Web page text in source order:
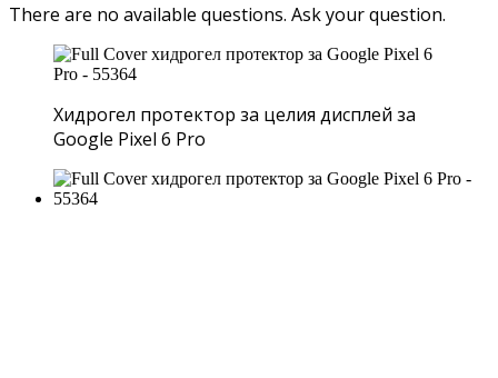
There are no available questions. Ask your question.
Хидрогел протектор за целия дисплей за
Google Pixel 6 Pro